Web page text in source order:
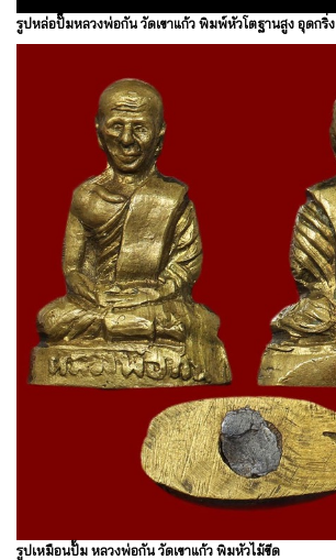
รูปหล่อปั๊มหลวงพ่อกัน วัดเขาแก้ว พิมพ์หัวโตฐานสูง อุดกริ่ง
รูปเหมือนปั้ม หลวงพ่อกัน วัดเขาแก้ว พิมหัวไม้ขีด